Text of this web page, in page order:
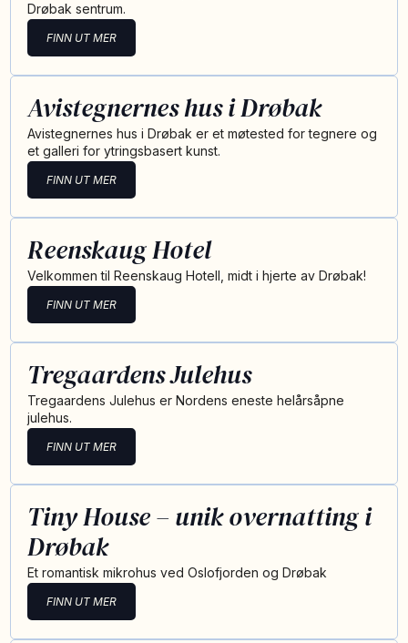
Drøbak sentrum.
FINN UT MER
Avistegnernes hus i Drøbak
Avistegnernes hus i Drøbak er et møtested for tegnere og
et galleri for ytringsbasert kunst.
FINN UT MER
Reenskaug Hotel
Velkommen til Reenskaug Hotell, midt i hjerte av Drøbak!
FINN UT MER
Tregaardens Julehus
Tregaardens Julehus er Nordens eneste helårsåpne
julehus.
FINN UT MER
Tiny House – unik overnatting i
Drøbak
Et romantisk mikrohus ved Oslofjorden og Drøbak
FINN UT MER